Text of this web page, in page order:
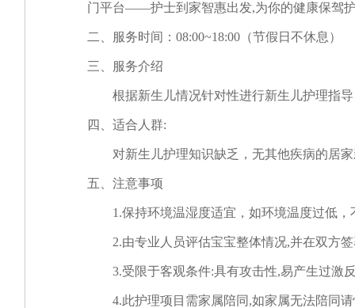
门平台——护士到家智惠出发,为你的健康保驾
二、服务时间：08:00~18:00（节假日不休息）
三、服务介绍
根据新生儿情况针对性进行新生儿护理指导
四、适合人群:
对新生儿护理知识缺乏，无其他疾病的居家
五、注意事项
1.保持环境温湿度适宜，如环境温度过低，
2.由专业人员评估宝宝整体情况,并在双方签
3.受限于客观条件:具有攻击性,易产生过激
4.此护理项目需家属陪同,如家属无法陪同请